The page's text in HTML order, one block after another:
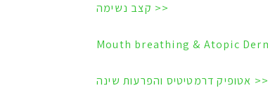
<< קצב נשימה
<< אטופיק דרמטיטיס והפרעות שינה